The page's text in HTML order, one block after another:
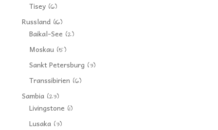
Tisey(6)
Russland(16)
Baikal-See (2)
Moskau(5)
Sankt Petersburg (3)
Transsibirien (6)
Sambia(23)
Livingstone (1)
Lusaka(3)